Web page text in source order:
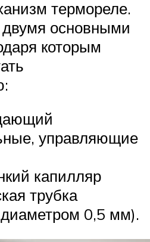
термореле.
основными
которым
управляющие
капилляр
трубка
0,5 мм).